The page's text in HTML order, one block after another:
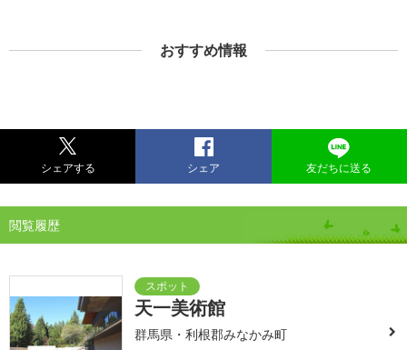
おすすめ情報
シェアする シェア 友だちに送る
閲覧履歴
天一美術館
群馬県・利根郡みなかみ町